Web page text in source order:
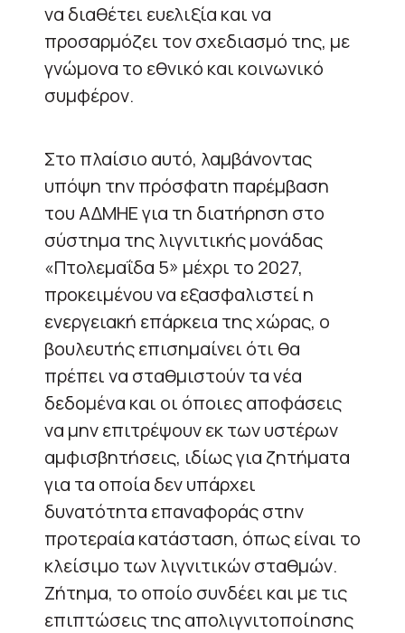
να διαθέτει ευελιξία και να
προσαρμόζει τον σχεδιασμό της, με
γνώμονα το εθνικό και κοινωνικό
συμφέρον.
Στο πλαίσιο αυτό, λαμβάνοντας
υπόψη την πρόσφατη παρέμβαση
του ΑΔΜΗΕ για τη διατήρηση στο
σύστημα της λιγνιτικής μονάδας
«Πτολεμαΐδα 5» μέχρι το 2027,
προκειμένου να εξασφαλιστεί η
ενεργειακή επάρκεια της χώρας, ο
βουλευτής επισημαίνει ότι θα
πρέπει να σταθμιστούν τα νέα
δεδομένα και οι όποιες αποφάσεις
να μην επιτρέψουν εκ των υστέρων
αμφισβητήσεις, ιδίως για ζητήματα
για τα οποία δεν υπάρχει
δυνατότητα επαναφοράς στην
προτεραία κατάσταση, όπως είναι το
κλείσιμο των λιγνιτικών σταθμών.
Ζήτημα, το οποίο συνδέει και με τις
επιπτώσεις της απολιγνιτοποίησης